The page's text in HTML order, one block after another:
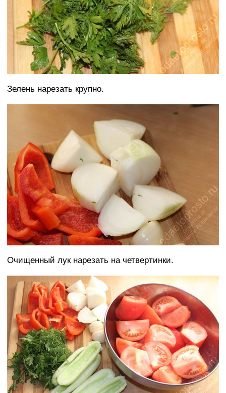
Зелень нарезать крупно.
Очищенный лук нарезать на четвертинки.